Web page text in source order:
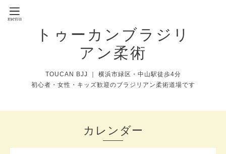
トゥーカンブラジリ
アン柔術
TOUCAN BJJ ｜ 横浜市緑区・中山駅徒歩4分
初心者・女性・キッズ歓迎のブラジリアン柔術道場です
カレンダー